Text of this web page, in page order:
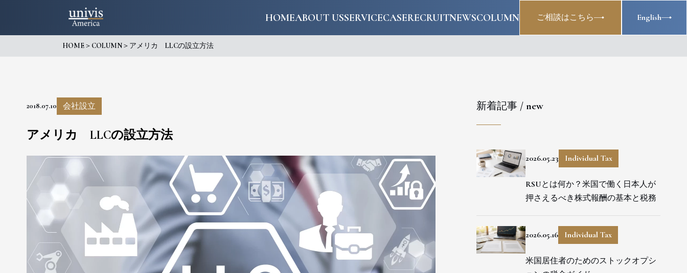
HOMEABOUT USSERVICECASERECRUITNEWSCOLUMN ご相談はこちら English
HOME＞ COLUMN＞ アメリカ LLCの設立方法
2018.07.10 会社設立
アメリカ LLCの設立方法
新着記事 / new
2026.05.23 Individual Tax
RSUとは何か？米国で働く日本人が
押さえるべき株式報酬の基本と税務
2026.05.16 Individual Tax
米国居住者のためのストックオプシ